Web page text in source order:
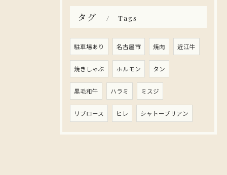
タグ Tags
駐車場あり 名古屋市 焼肉 近江牛
焼きしゃぶ ホルモン タン
黒毛和牛 ハラミ ミスジ
リブロース ヒレ シャトーブリアン